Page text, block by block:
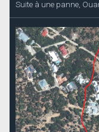
Suite à une panne,